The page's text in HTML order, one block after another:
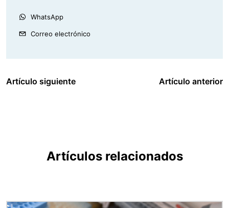
WhatsApp
Correo electrónico
Artículo siguiente Artículo anterior
Artículos relacionados